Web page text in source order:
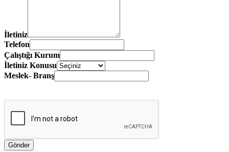
İletiniz
Telefon
Çalıştığı Kurum
İletiniz Konusu
Meslek- Branş